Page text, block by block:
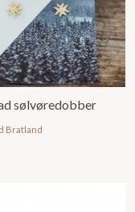
sølvøredobber
Bratland